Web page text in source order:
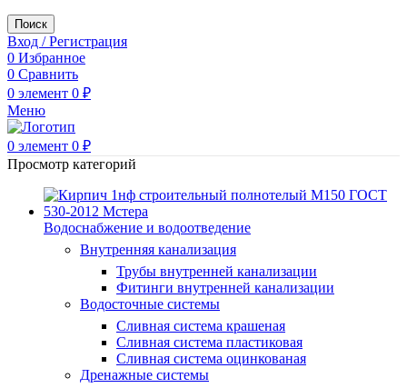
Поиск
Вход / Регистрация
0 Избранное
0 Сравнить
0 элемент 0 ₽
Меню
0 элемент 0 ₽
Просмотр категорий
Водоснабжение и водоотведение
Внутренняя канализация
Трубы внутренней канализации
Фитинги внутренней канализации
Водосточные системы
Сливная система крашеная
Сливная система пластиковая
Сливная система оцинкованая
Дренажные системы